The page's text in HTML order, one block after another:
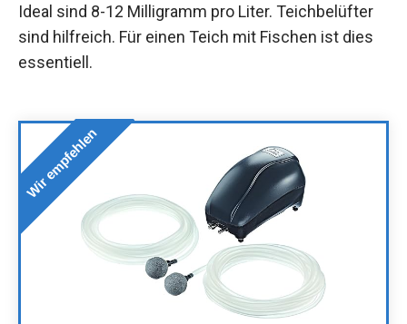
Ideal sind 8-12 Milligramm pro Liter. Teichbelüfter
sind hilfreich. Für einen Teich mit Fischen ist dies
essentiell.
Wir empfehlen